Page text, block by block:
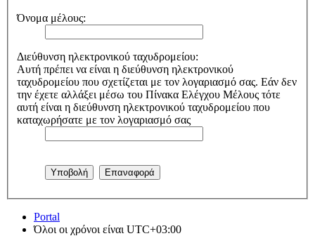
Όνομα μέλους:
Διεύθυνση ηλεκτρονικού ταχυδρομείου:
Αυτή πρέπει να είναι η διεύθυνση ηλεκτρονικού
ταχυδρομείου που σχετίζεται με τον λογαριασμό σας. Εάν δεν
την έχετε αλλάξει μέσω του Πίνακα Ελέγχου Μέλους τότε
αυτή είναι η διεύθυνση ηλεκτρονικού ταχυδρομείου που
καταχωρήσατε με τον λογαριασμό σας
Portal
Όλοι οι χρόνοι είναι UTC+03:00